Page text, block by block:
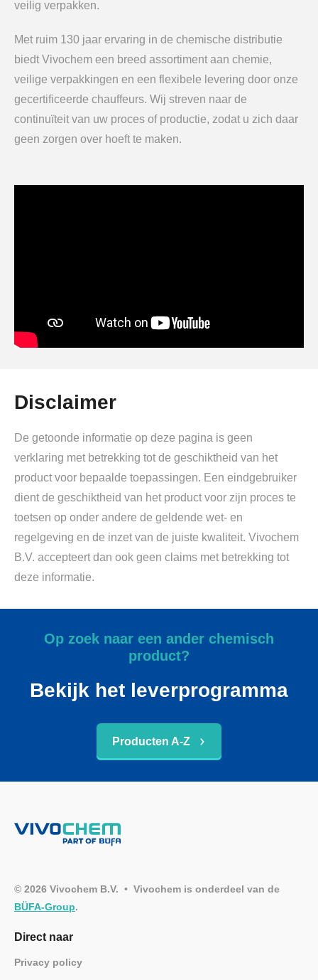
veilig verpakken.
Met ruim 130 jaar ervaring in de chemische distributie
biedt Vivochem een breed assortiment aan chemie,
veilige verpakkingen en een flexibele levering door onze
gecertificeerde chauffeurs. Wij streven naar de
continuïteit van uw proces of productie, zodat u zich daar
geen zorgen over hoeft te maken.
Disclaimer
De getoonde informatie op deze pagina is geen
verklaring met betrekking tot de geschiktheid van het
product voor bepaalde toepassingen. Een eindgebruiker
dient de geschiktheid van het product voor zijn proces te
toetsen op onder andere de geldende wet- en
regelgeving en de inzet van de juiste kwaliteit. Vivochem
B.V. accepteert dan ook geen claims met betrekking tot
deze informatie.
Op zoek naar een ander chemisch
product?
Bekijk het leverprogramma
Producten A-Z
© 2026 Vivochem B.V. • Vivochem is onderdeel van de
BÜFA-Group.
Direct naar
Privacy policy